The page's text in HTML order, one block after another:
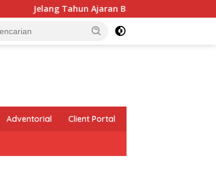
Jelang Tahun Ajaran Baru, PP-MPK Unsri Gelar
Adventorial Client Portal